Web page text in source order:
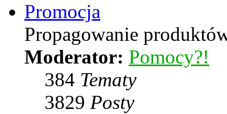
Promocja
Propagowanie
Moderator: Pomocy?!
384 Tematy
3829 Posty